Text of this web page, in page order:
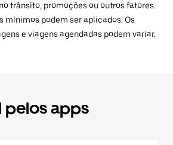
trânsito, promoções ou outros fatores.
mínimos podem ser aplicados. Os
e viagens agendadas podem variar.
pelos apps